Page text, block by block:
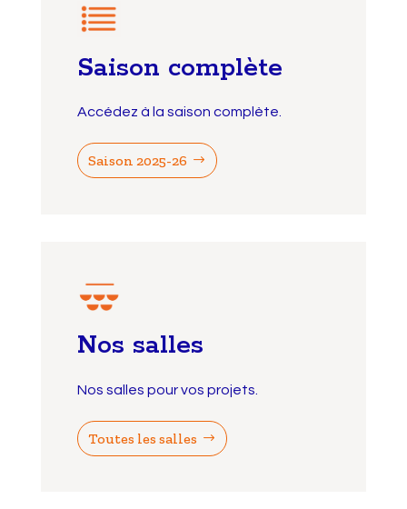
Saison complète
Accédez à la saison complète.
Saison 2025-26
Nos salles
Nos salles pour vos projets.
Toutes les salles